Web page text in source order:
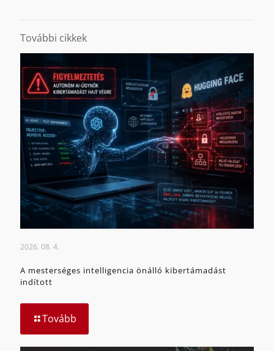
További cikkek
2026. 08. 4.
A mesterséges intelligencia önálló kibertámadást
indított
Tovább